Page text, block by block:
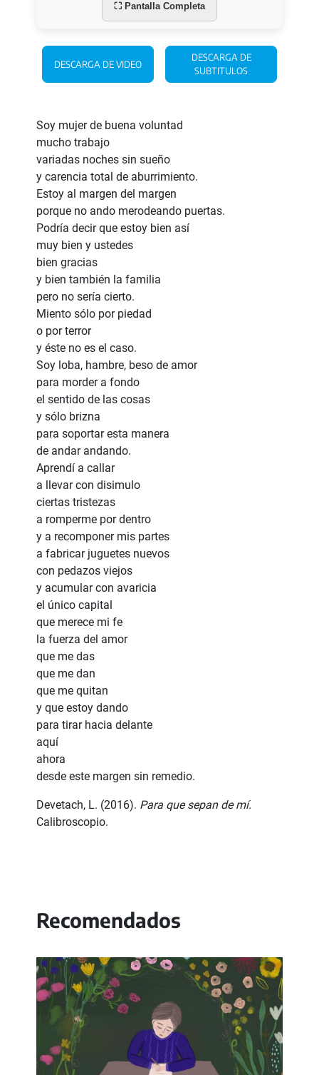
⛶ Pantalla Completa
DESCARGA DE VIDEO
DESCARGA DE
SUBTITULOS
Soy mujer de buena voluntad
mucho trabajo
variadas noches sin sueño
y carencia total de aburrimiento.
Estoy al margen del margen
porque no ando merodeando puertas.
Podría decir que estoy bien así
muy bien y ustedes
bien gracias
y bien también la familia
pero no sería cierto.
Miento sólo por piedad
o por terror
y éste no es el caso.
Soy loba, hambre, beso de amor
para morder a fondo
el sentido de las cosas
y sólo brizna
para soportar esta manera
de andar andando.
Aprendí a callar
a llevar con disimulo
ciertas tristezas
a romperme por dentro
y a recomponer mis partes
a fabricar juguetes nuevos
con pedazos viejos
y acumular con avaricia
el único capital
que merece mi fe
la fuerza del amor
que me das
que me dan
que me quitan
y que estoy dando
para tirar hacia delante
aquí
ahora
desde este margen sin remedio.
Devetach, L. (2016). Para que sepan de mí.
Calibroscopio.
Recomendados